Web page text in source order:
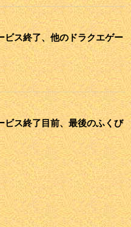
ビス終了、他のドラクエゲー
ビス終了目前、最後のふくび